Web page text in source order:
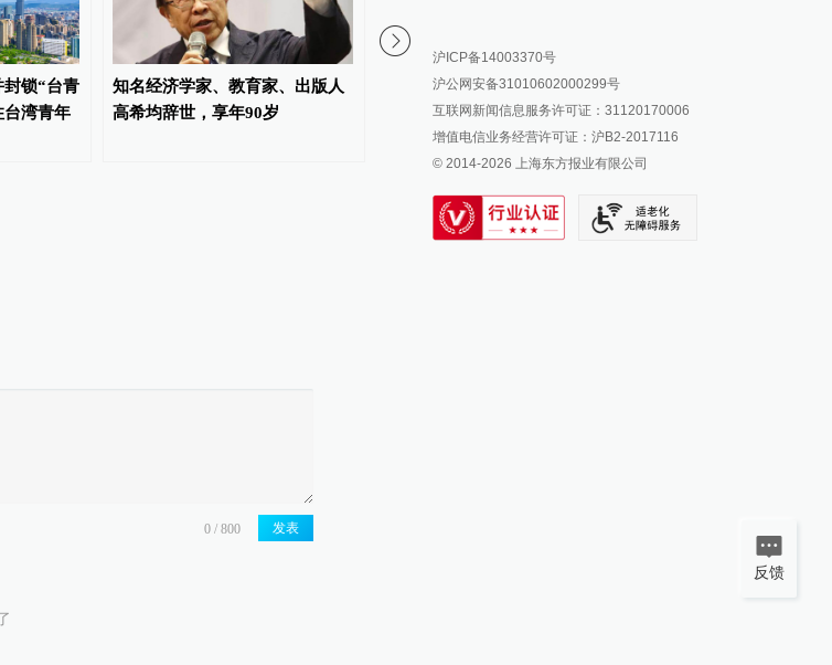
封锁“台青
台湾青年
知名经济学家、教育家、出版人
高希均辞世，享年90岁
台湾民间团体联合声明抗议当局
声请解散统派政党
发表
澎湃新闻公众号
澎湃新闻抖音号
派生万物开放平台
IP SHANGHAI
SIXTH TONE
报料邮箱: news@thepaper.cn
沪ICP备14003370号
沪公网安备31010602000299号
互联网新闻信息服务许可证：31120170006
增值电信业务经营许可证：沪B2-2017116
© 2014-2026 上海东方报业有限公司
反馈